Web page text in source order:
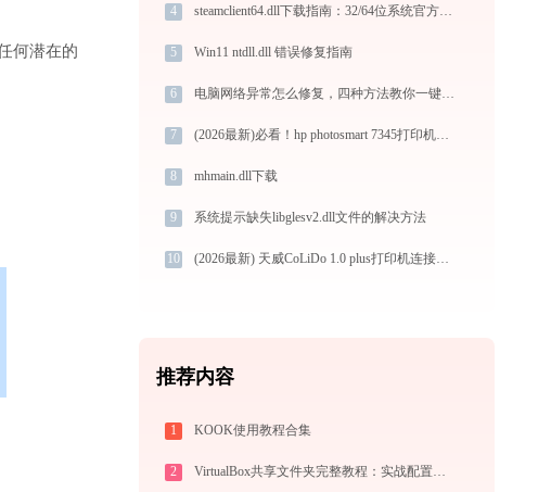
何潜在的
4 steamclient64.dll下载指南：32/64位系统官方免费解决方案
5 Win11 ntdll.dll 错误修复指南
6 电脑网络异常怎么修复，四种方法教你一键解决
7 (2026最新)必看！hp photosmart 7345打印机驱动下载与安装的正确姿势
8 mhmain.dll下载
9 系统提示缺失libglesv2.dll文件的解决方法
10 (2026最新) 天威CoLiDo 1.0 plus打印机连接问题解决 - 金山毒霸
推荐内容
1 KOOK使用教程合集
2 VirtualBox共享文件夹完整教程：实战配置与故障排查